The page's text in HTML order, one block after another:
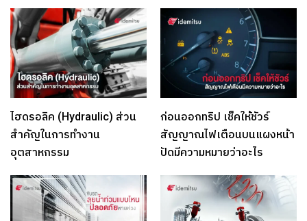
ไฮดรอลิค (Hydraulic) ส่วน
สำคัญในการทำงาน
อุตสาหกรรม
ก่อนออกทริป เช็คให้ชัวร์
สัญญาณไฟเตือนบนแผงหน้า
ปัดมีความหมายว่าอะไร